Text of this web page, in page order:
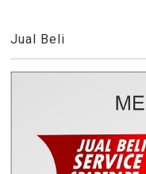
Jual Beli